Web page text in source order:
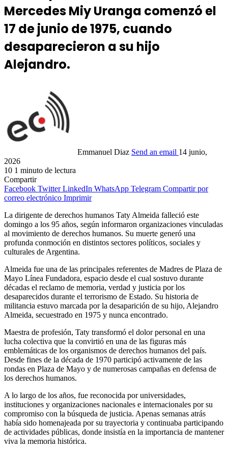
Mercedes Miy Uranga comenzó el
17 de junio de 1975, cuando
desaparecieron a su hijo
Alejandro.
Emmanuel Diaz Send an email 14 junio,
2026
10 1 minuto de lectura
Compartir
Facebook Twitter LinkedIn WhatsApp Telegram Compartir por
correo electrónico Imprimir
La dirigente de derechos humanos Taty Almeida falleció este
domingo a los 95 años, según informaron organizaciones vinculadas
al movimiento de derechos humanos. Su muerte generó una
profunda conmoción en distintos sectores políticos, sociales y
culturales de Argentina.
Almeida fue una de las principales referentes de Madres de Plaza de
Mayo Línea Fundadora, espacio desde el cual sostuvo durante
décadas el reclamo de memoria, verdad y justicia por los
desaparecidos durante el terrorismo de Estado. Su historia de
militancia estuvo marcada por la desaparición de su hijo, Alejandro
Almeida, secuestrado en 1975 y nunca encontrado.
Maestra de profesión, Taty transformó el dolor personal en una
lucha colectiva que la convirtió en una de las figuras más
emblemáticas de los organismos de derechos humanos del país.
Desde fines de la década de 1970 participó activamente de las
rondas en Plaza de Mayo y de numerosas campañas en defensa de
los derechos humanos.
A lo largo de los años, fue reconocida por universidades,
instituciones y organizaciones nacionales e internacionales por su
compromiso con la búsqueda de justicia. Apenas semanas atrás
había sido homenajeada por su trayectoria y continuaba participando
de actividades públicas, donde insistía en la importancia de mantener
viva la memoria histórica.